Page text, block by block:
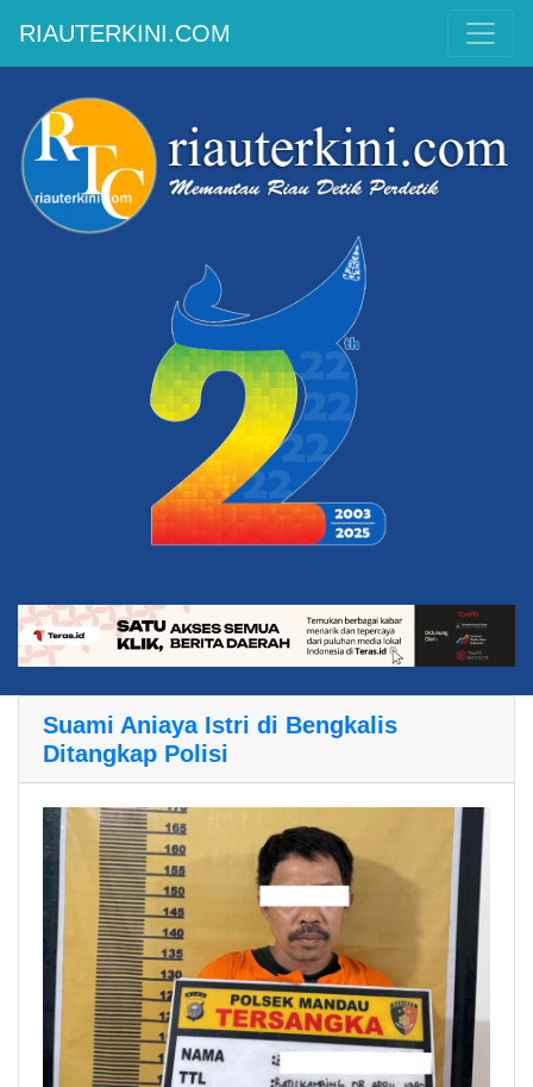
RIAUTERKINI.COM
Suami Aniaya Istri di Bengkalis
Ditangkap Polisi